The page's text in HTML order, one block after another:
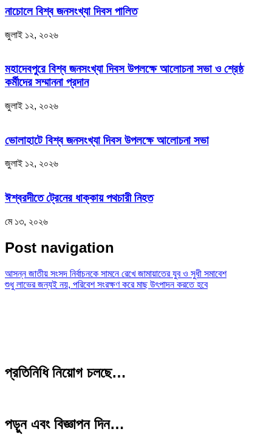
নাচোলে বিশ্ব জনসংখ্যা দিবস পালিত
জুলাই ১২, ২০২৬
মহাদেবপুরে বিশ্ব জনসংখ্যা দিবস উপলক্ষে আলোচনা সভা ও শ্রেষ্ঠ
কর্মীদের সম্মাননা প্রদান
জুলাই ১২, ২০২৬
ভোলাহাটে বিশ্ব জনসংখ্যা দিবস উপলক্ষে আলোচনা সভা
জুলাই ১২, ২০২৬
ঈশ্বরদীতে ট্রেনের ধাক্কায় পথচারী নিহত
মে ১৩, ২০২৬
Post navigation
আসন্ন জাতীয় সংসদ নির্বাচনকে সামনে রেখে জামায়াতের যুব ও সুধী সমাবেশ
শুধু লাভের জন্যই নয়, পরিবেশ সংরক্ষণ করে মাছ উৎপাদন করতে হবে
প্রতিনিধি নিয়োগ চলছে…
পড়ুন এবং বিজ্ঞাপন দিন…